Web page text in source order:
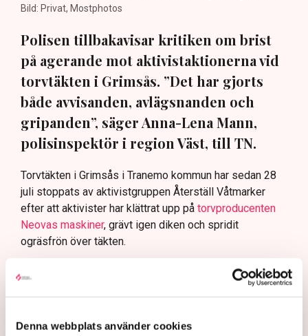
Denna webbplats använder cookies
Bild: Privat, Mostphotos
Polisen tillbakavisar kritiken om brist
på agerande mot aktivistaktionerna vid
torvtäkten i Grimsås. ”Det har gjorts
både avvisanden, avlägsnanden och
gripanden”, säger Anna-Lena Mann,
polisinspektör i region Väst, till TN.
Torvtäkten i Grimsås i Tranemo kommun har sedan 28
juli stoppats av aktivistgruppen Återställ Våtmarker
efter att aktivister har klättrat upp på torvproducenten
Neovas maskiner, grävt igen diken och spridit
ogräsfrön över täkten.
Aktivisterna klättrar upp på
maskiner – polisen kan inte
avvisa dem: ”Upptrappning
Näringsliv